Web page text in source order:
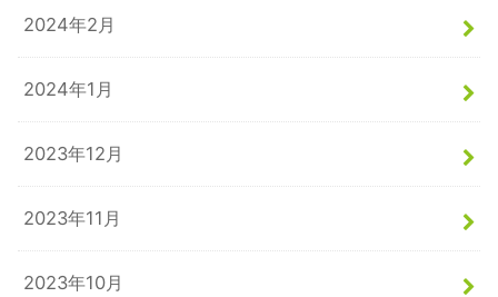
2024年2月
2024年1月
2023年12月
2023年11月
2023年10月